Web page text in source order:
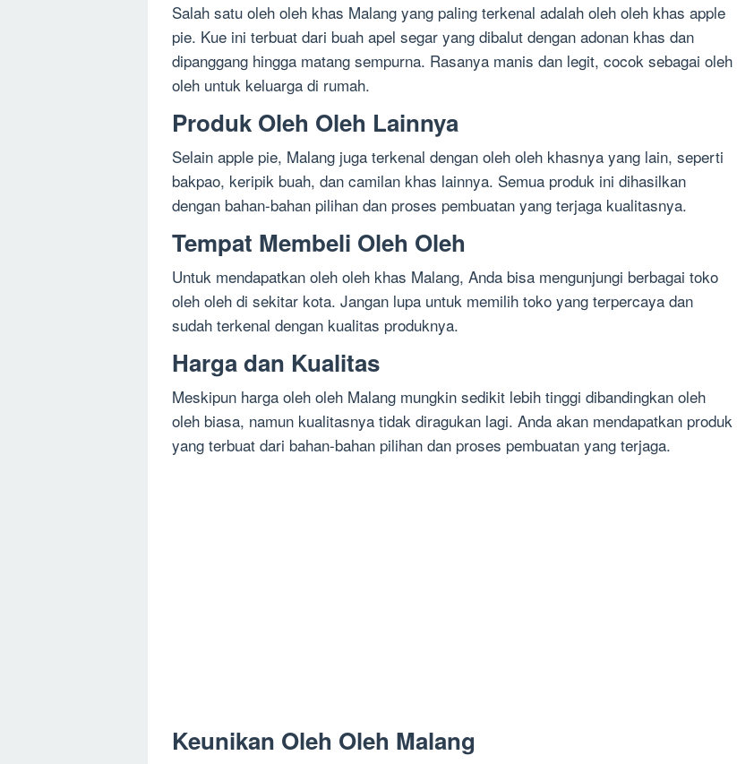
Salah satu oleh oleh khas Malang yang paling terkenal adalah oleh oleh khas apple
pie. Kue ini terbuat dari buah apel segar yang dibalut dengan adonan khas dan
dipanggang hingga matang sempurna. Rasanya manis dan legit, cocok sebagai oleh
oleh untuk keluarga di rumah.
Produk Oleh Oleh Lainnya
Selain apple pie, Malang juga terkenal dengan oleh oleh khasnya yang lain, seperti
bakpao, keripik buah, dan camilan khas lainnya. Semua produk ini dihasilkan
dengan bahan-bahan pilihan dan proses pembuatan yang terjaga kualitasnya.
Tempat Membeli Oleh Oleh
Untuk mendapatkan oleh oleh khas Malang, Anda bisa mengunjungi berbagai toko
oleh oleh di sekitar kota. Jangan lupa untuk memilih toko yang terpercaya dan
sudah terkenal dengan kualitas produknya.
Harga dan Kualitas
Meskipun harga oleh oleh Malang mungkin sedikit lebih tinggi dibandingkan oleh
oleh biasa, namun kualitasnya tidak diragukan lagi. Anda akan mendapatkan produk
yang terbuat dari bahan-bahan pilihan dan proses pembuatan yang terjaga.
Keunikan Oleh Oleh Malang